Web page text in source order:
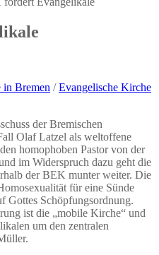
in Bremen / Evangelische Kirche
der Bremischen
Olaf Latzel als weltoffene
homophoben Pastor von der
im Widerspruch dazu geht die
der BEK munter weiter. Die
für eine Sünde
Gottes Schöpfungsordnung.
ist die „mobile Kirche“ und
um den zentralen